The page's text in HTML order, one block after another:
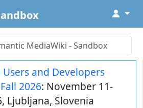
↓
and Developers
2026: November 11-
Ljubljana, Slovenia